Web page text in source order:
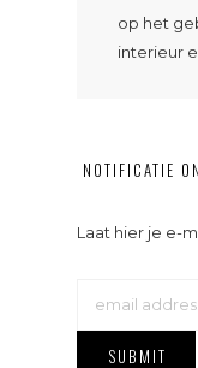
op het
interieur
NOTIFICATIE
Laat hier je e-